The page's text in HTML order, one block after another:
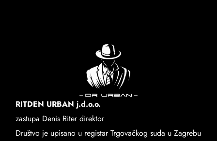
RITDEN URBAN j.d.o.o.
zastupa Denis Riter direktor
Društvo je upisano u registar Trgovačkog suda u Zagrebu